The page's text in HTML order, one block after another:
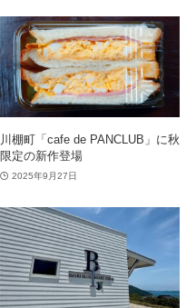
川棚町「cafe de PANCLUB」に秋
限定の新作登場
2025年9月27日